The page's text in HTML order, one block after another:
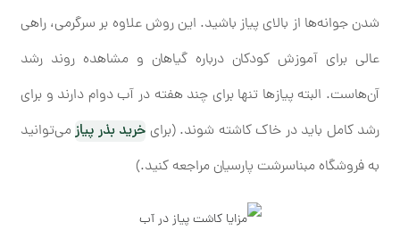
شدن جوانه‌ها از بالای پیاز باشید. این روش علاوه بر سرگرمی، راهی
عالی برای آموزش کودکان درباره گیاهان و مشاهده روند رشد
آن‌هاست. البته پیازها تنها برای چند هفته در آب دوام دارند و برای
رشد کامل باید در خاک کاشته شوند. (برای خرید بذر پیازمی‌توانید
به فروشگاه مبناسرشت پارسیان مراجعه کنید.)